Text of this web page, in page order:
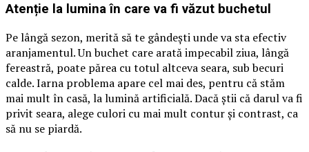
Atenție la lumina în care va fi văzut buchetul
Pe lângă sezon, merită să te gândești unde va sta efectiv
aranjamentul. Un buchet care arată impecabil ziua, lângă
fereastră, poate părea cu totul altceva seara, sub becuri
calde. Iarna problema apare cel mai des, pentru că stăm
mai mult în casă, la lumină artificială. Dacă știi că darul va fi
privit seara, alege culori cu mai mult contur și contrast, ca
să nu se piardă.